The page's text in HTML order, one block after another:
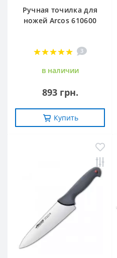
Ручная точилка для
ножей Arcos 610600
3
в наличии
893 грн.
Купить